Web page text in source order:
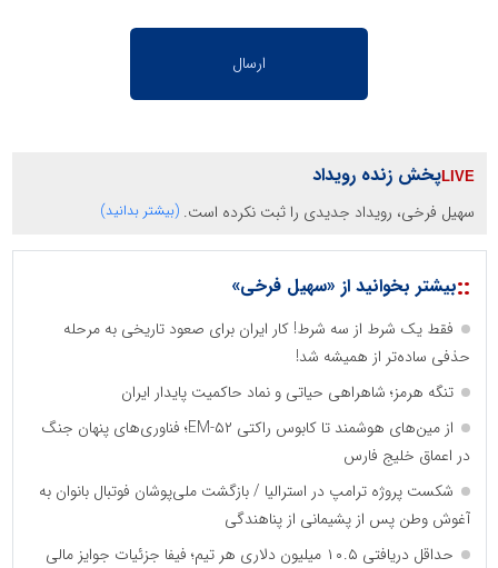
پخش زنده رویداد
سهیل فرخی، رویداد جدیدی را ثبت نکرده است. (بیشتر بدانید)
::بیشتر بخوانید از «سهیل فرخی»
فقط یک شرط از سه شرط! کار ایران برای صعود تاریخی به مرحله
حذفی ساده‌تر از همیشه شد!
تنگه هرمز؛ شاهراهی حیاتی و نماد حاکمیت پایدار ایران
از مین‌های هوشمند تا کابوس راکتی EM-۵۲؛ فناوری‌های پنهان جنگ
در اعماق خلیج فارس
شکست پروژه‌ ترامپ در استرالیا / بازگشت ملی‌پوشان فوتبال بانوان به
آغوش وطن پس از پشیمانی از پناهندگی
حداقل دریافتی ۱۰.۵ میلیون دلاری هر تیم؛ فیفا جزئیات جوایز مالی